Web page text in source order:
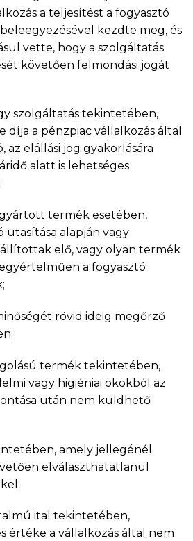
a teljesítést a fogyasztó
kezdte meg, és
vette, hogy a szolgáltatás
követően felmondási jogát
szolgáltatás tekintetében,
díja a pénzpiac vállalkozás által
az elállási jog gyakorlására
alatt is lehetséges
termék esetében,
utasítása alapján vagy
elő, vagy olyan termék
a fogyasztó
rövid ideig megőrző
termék tekintetében,
vagy higiéniai okokból az
után nem küldhető
amely jellegénél
elválaszthatatlanul
ital tekintetében,
értéke a vállalkozás által nem